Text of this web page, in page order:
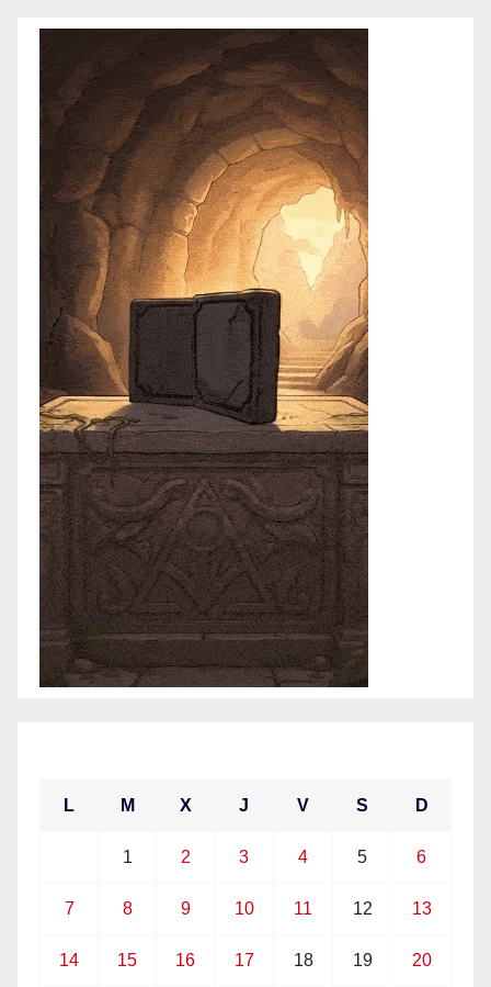
L M X J V S D
1 2 3 4 5 6
7 8 9 10 11 12 13
14 15 16 17 18 19 20